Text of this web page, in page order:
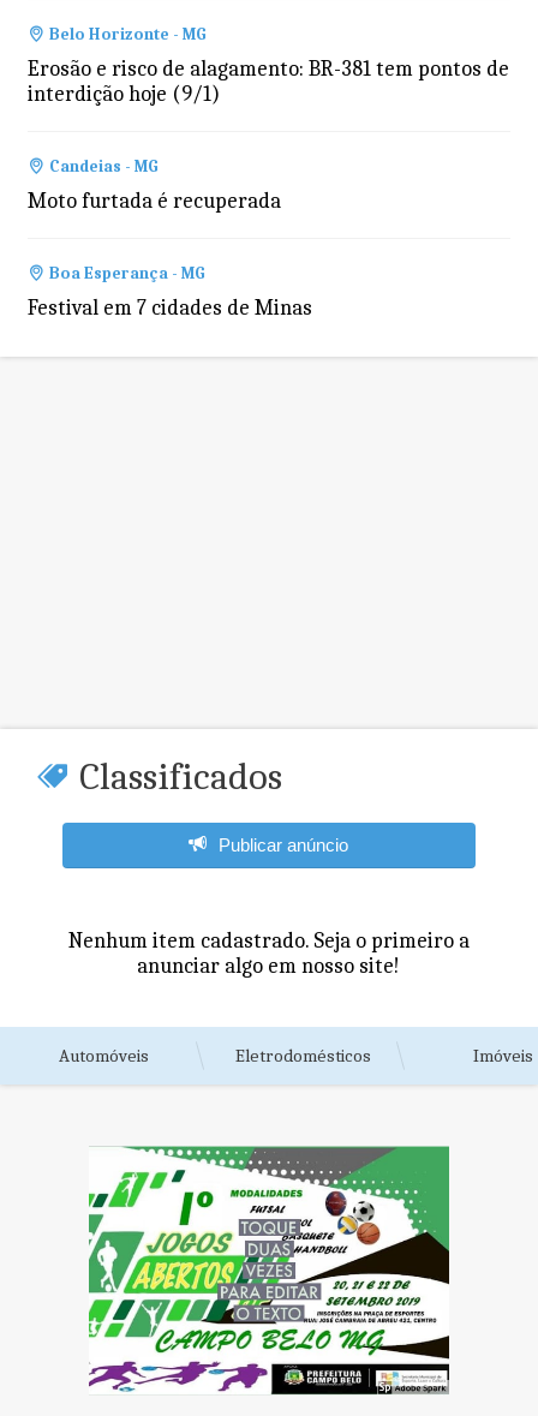
Belo Horizonte - MG
Erosão e risco de alagamento: BR-381 tem pontos de
interdição hoje (9/1)
Candeias - MG
Moto furtada é recuperada
Boa Esperança - MG
Festival em 7 cidades de Minas
Classificados
Publicar anúncio
Nenhum item cadastrado. Seja o primeiro a
anunciar algo em nosso site!
Automóveis Eletrodomésticos Imóveis